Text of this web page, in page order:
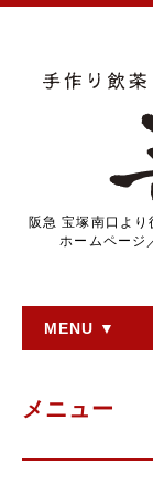
阪急 宝塚南口よ
ホームページ
MENU ▼
メニュー